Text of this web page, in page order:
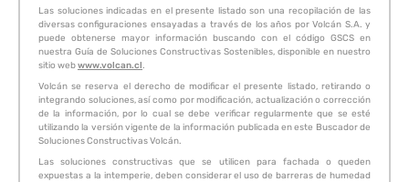
Las soluciones indicadas en el presente listado son una recopilación de las
diversas configuraciones ensayadas a través de los años por Volcán S.A. y
puede obtenerse mayor información buscando con el código GSCS en
nuestra Guía de Soluciones Constructivas Sostenibles, disponible en nuestro
sitio webwww.volcan.cl.
Volcán se reserva el derecho de modificar el presente listado, retirando o
integrando soluciones, así como por modificación, actualización o corrección
de la información, por lo cual se debe verificar regularmente que se esté
utilizando la versión vigente de la información publicada en este Buscador de
Soluciones Constructivas Volcán.
Las soluciones constructivas que se utilicen para fachada o queden
expuestas a la intemperie, deben considerar el uso de barreras de humedad